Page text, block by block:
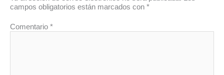
campos obligatorios están marcados con *
Comentario *